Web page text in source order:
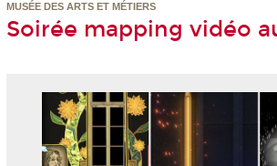
MUSÉE DES ARTS ET MÉTIERS
Soirée mapping vidéo